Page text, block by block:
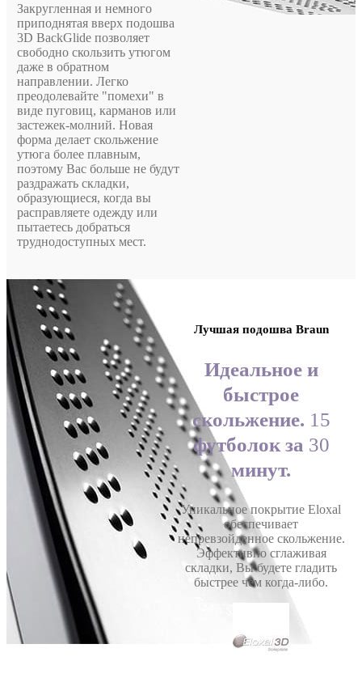
Закругленная и немного
приподнятая вверх подошва
3D BackGlide позволяет
свободно скользить утюгом
даже в обратном
направлении. Легко
преодолевайте "помехи" в
виде пуговиц, карманов или
застежек-молний. Новая
форма делает скольжение
утюга более плавным,
поэтому Вас больше не будут
раздражать складки,
образующиеся, когда вы
расправляете одежду или
пытаетесь добраться
труднодоступных мест.
Лучшая подошва Braun
Идеальное и
быстрое
скольжение. 15
футболок за 30
минут.
Уникальное покрытие Eloxal
обеспечивает
непревзойденное скольжение.
Эффективно сглаживая
складки, Вы будете гладить
быстрее чем когда-либо.